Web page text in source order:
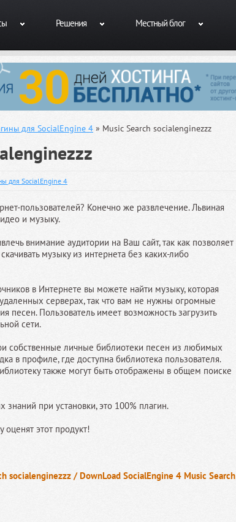
Решения Местный блог
для SocialEngine 4 » Music Search socialenginezzz
для SocialEngine 4
пользователей? Конечно же развлечение. Львиная
и музыку.
внимание аудитории на Ваш сайт, так как позволяет
музыку из интернета без каких-либо
в Интернете вы можете найти музыку, которая
серверах, так что вам не нужны огромные
песен. Пользователь имеет возможность загрузить
сети.
собственные личные библиотеки песен из любимых
в профиле, где доступна библиотека пользователя.
также могут быть отображены в общем поиске
при установки, это 100% плагин.
оценят этот продукт!
socialenginezzz / DownLoad SocialEngine 4 Music Search